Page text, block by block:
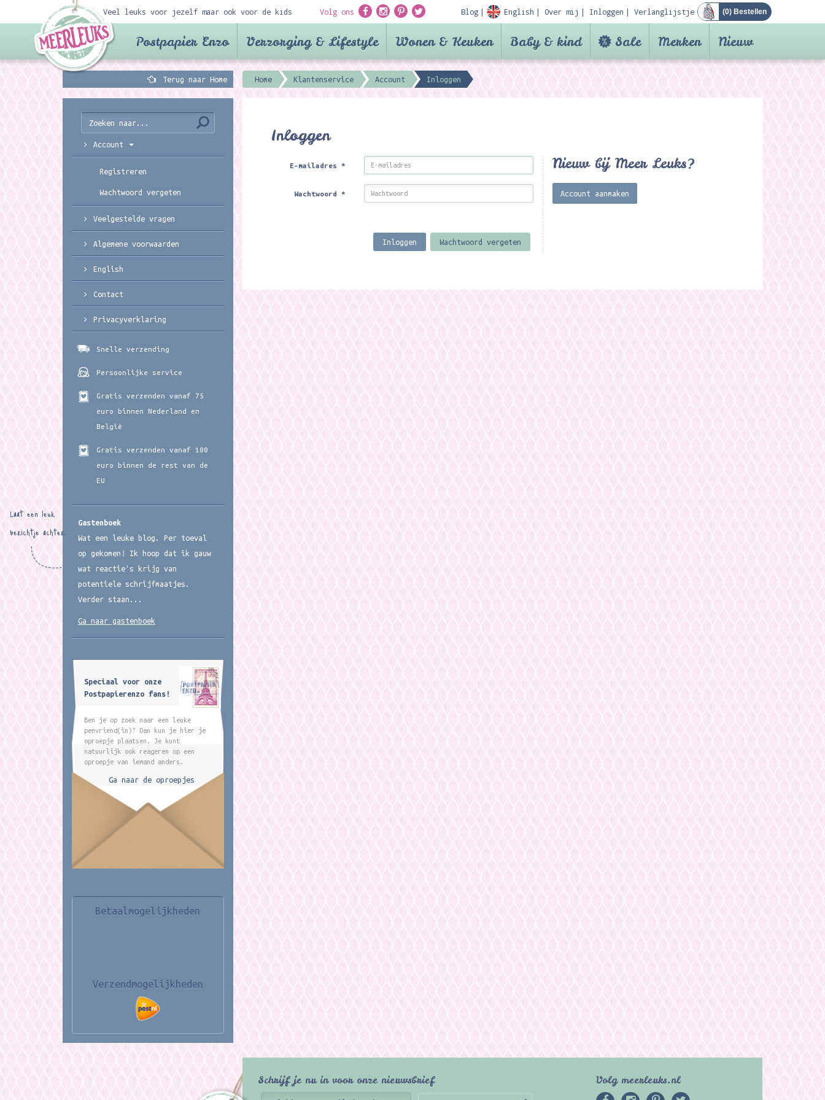
Veel leuks voor jezelf maar ook voor de kids Volg ons Blog English Over mij Inloggen Verlanglijstje (0) Bestellen
Postpapier Enzo Verzorging & Lifestyle Wonen & Keuken Baby & kind Sale Merken Nieuw
Terug naar Home Home Klantenservice Account Inloggen
Inloggen
E-mailadres*
Wachtwoord*
Inloggen Wachtwoord vergeten
Nieuw bij Meer Leuks?
Account aanmaken
Account
Registreren
Wachtwoord vergeten
Veelgestelde vragen
Algemene voorwaarden
English
Contact
Privacyverklaring
Snelle verzending
Persoonlijke service
Gratis verzenden vanaf 75
euro binnen Nederland en
België
Gratis verzenden vanaf 100
euro binnen de rest van de
EU
Gastenboek
Wat een leuke blog. Per toeval
op gekomen! Ik hoop dat ik gauw
wat reactie's krijg van
potentiele schrijfmaatjes.
Verder staan...
Laat een leuk
berichtje achter
Ga naar gastenboek
Speciaal voor onze
Postpapierenzo fans!
Ben je op zoek naar een leuke
penvriend(in)? Dan kun je hier je
oproepje plaatsen. Je kunt
natuurlijk ook reageren op een
oproepje van iemand anders.
Ga naar de oproepjes
Betaalmogelijkheden
Verzendmogelijkheden
Schrijf je nu in voor onze nieuwsbrief Volg meerleuks.nl